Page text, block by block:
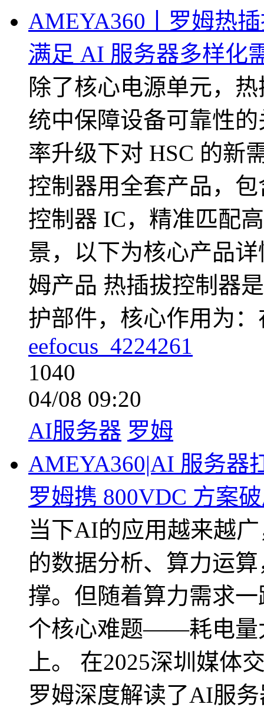
AMEYA360丨罗姆热
满足 AI 服务器多样化
除了核心电源单元，
统中保障设备可靠性
率升级下对 HSC 的新
控制器用全套产品，
控制器 IC，精准匹配
景，以下为核心产品
姆产品 热插拔控制器
护部件，核心作用为
eefocus_4224261
1040
04/08 09:20
AI服务器 罗姆
AMEYA360|AI 服务器
罗姆携 800VDC 方案
当下AI的应用越来越
的数据分析、算力运
撑。但随着算力需求
个核心难题——耗电量
上。 在2025深圳媒体
罗姆深度解读了AI服